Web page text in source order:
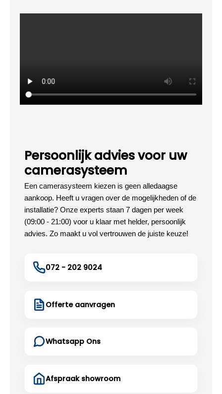
Persoonlijk advies voor uw
camerasysteem
Een camerasysteem kiezen is geen alledaagse
aankoop. Heeft u vragen over de mogelijkheden of de
installatie? Onze experts staan 7 dagen per week
(09:00 - 21:00) voor u klaar met helder, persoonlijk
advies. Zo maakt u vol vertrouwen de juiste keuze!
072 - 202 9024
Offerte aanvragen
Whatsapp Ons
Afspraak showroom